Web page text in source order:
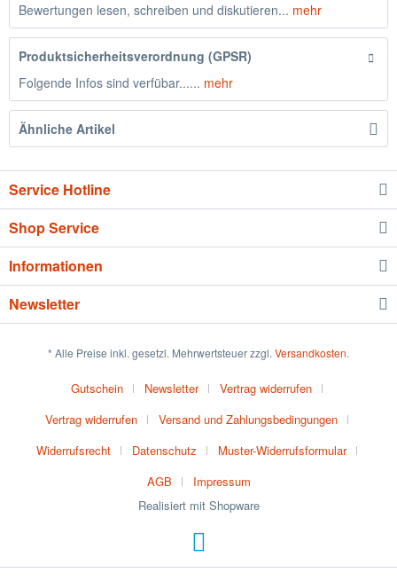
Bewertungen lesen, schreiben und diskutieren... mehr
Produktsicherheitsverordnung (GPSR)
Folgende Infos sind verfübar...... mehr
Ähnliche Artikel
Service Hotline
Shop Service
Informationen
Newsletter
* Alle Preise inkl. gesetzl. Mehrwertsteuer zzgl. Versandkosten.
Gutschein Newsletter
Vertrag widerrufen
Vertrag widerrufen
Versand und Zahlungsbedingungen
Widerrufsrecht
Datenschutz
Muster-Widerrufsformular
AGB
Impressum
Realisiert mit Shopware